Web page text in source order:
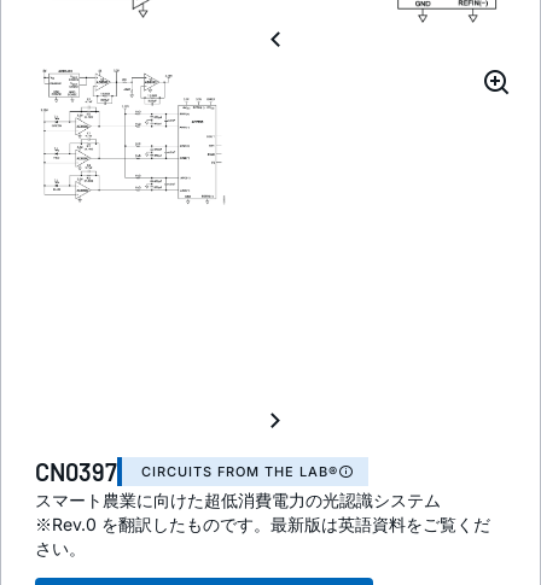
CN0397 CIRCUITS FROM THE LAB®
スマート農業に向けた超低消費電力の光認識システム
※Rev.0 を翻訳したものです。最新版は英語資料をご覧くだ
さい。